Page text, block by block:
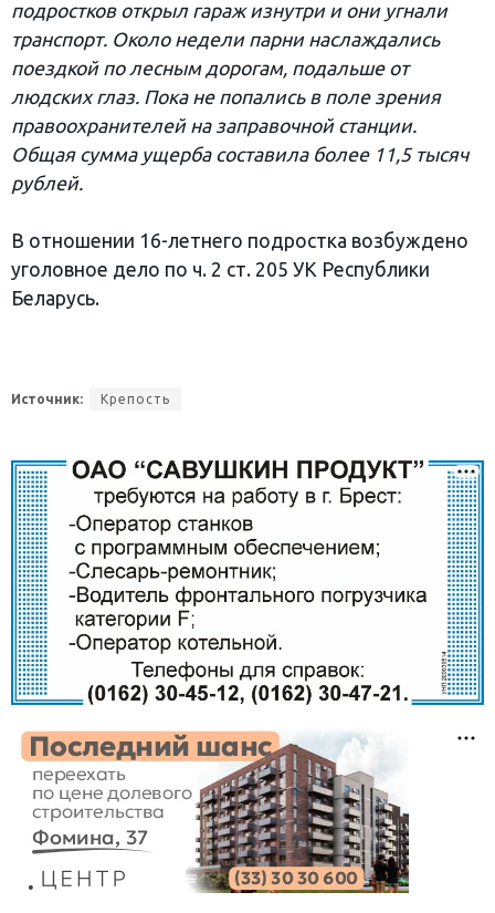
подростков открыл гараж изнутри и они угнали
транспорт. Около недели парни наслаждались
поездкой по лесным дорогам, подальше от
людских глаз. Пока не попались в поле зрения
правоохранителей на заправочной станции.
Общая сумма ущерба составила более 11,5 тысяч
рублей.
В отношении 16-летнего подростка возбуждено
уголовное дело по ч. 2 ст. 205 УК Республики
Беларусь.
Источник: Крепость